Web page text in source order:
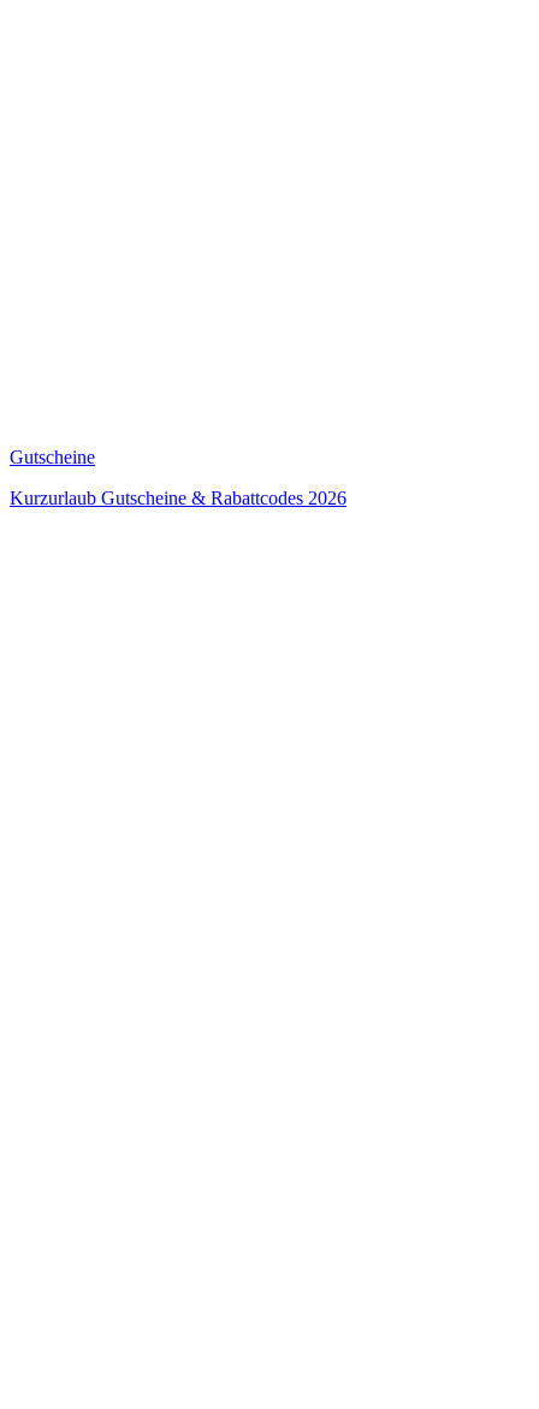
Gutscheine
Kurzurlaub Gutscheine & Rabattcodes 2026